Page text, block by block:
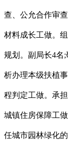
查、公允合作审
材料成长工做。
规划。副局长4名
析办理本级扶植
程判定工做。承
城镇住房保障工
任城市园林绿化